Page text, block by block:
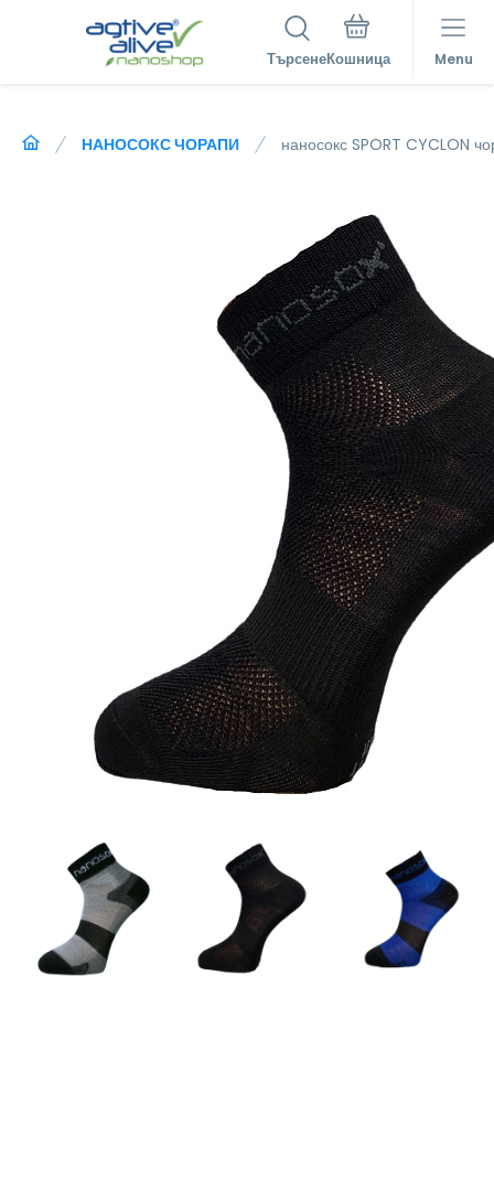
Търсене Menu
НАНОСОКС ЧОРАПИ наносокс SPORT CYCLON